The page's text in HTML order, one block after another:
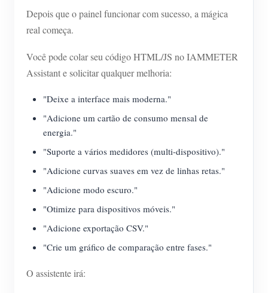
Depois que o painel funcionar com sucesso, a mágica
real começa.
Você pode colar seu código HTML/JS no IAMMETER
Assistant e solicitar qualquer melhoria:
"Deixe a interface mais moderna."
"Adicione um cartão de consumo mensal de
energia."
"Suporte a vários medidores (multi-dispositivo)."
"Adicione curvas suaves em vez de linhas retas."
"Adicione modo escuro."
"Otimize para dispositivos móveis."
"Adicione exportação CSV."
"Crie um gráfico de comparação entre fases."
O assistente irá: